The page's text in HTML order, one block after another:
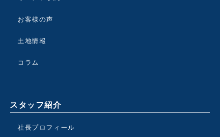
お客様の声
土地情報
コラム
スタッフ紹介
社長プロフィール